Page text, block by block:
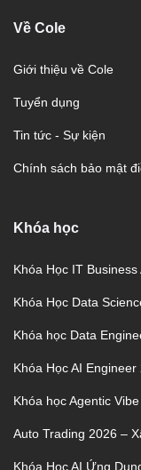
Về Cole
Giới thiệu về Cole
Tuyển dụng
Tin tức - Sự kiện
Chính sách bảo mật
Khóa học
Khóa Học IT
Khóa Học Data
Khóa học Data
Khóa Học AI
Khóa học Agentic
Auto Trading 2026 –
Khóa Học AI Ứng